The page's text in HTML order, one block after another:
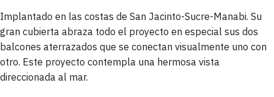
Implantado en las costas de San Jacinto-Sucre-Manabi. Su
gran cubierta abraza todo el proyecto en especial sus dos
balcones aterrazados que se conectan visualmente uno con
otro. Este proyecto contempla una hermosa vista
direccionada al mar.